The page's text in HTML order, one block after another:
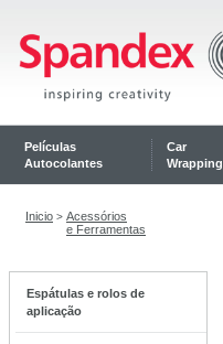
Películas
Autocolantes
Car
Wrapping
Inicio > Acessórios
e Ferramentas
Espátulas e rolos de
aplicação